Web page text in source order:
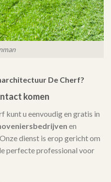
De Cherf?
komen
kunt u eenvoudig en gratis in
en
dienst is erop gericht om
perfecte professional voor